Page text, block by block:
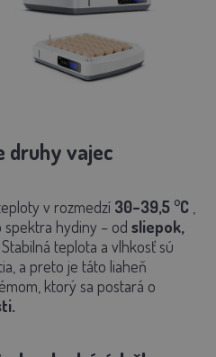
druhy vajec
v rozmedzí 30–39,5 °C ,
hydiny – od sliepok,
Stabilná teplota a vlhkosť sú
a preto je táto liaheň
ktorý sa postará o